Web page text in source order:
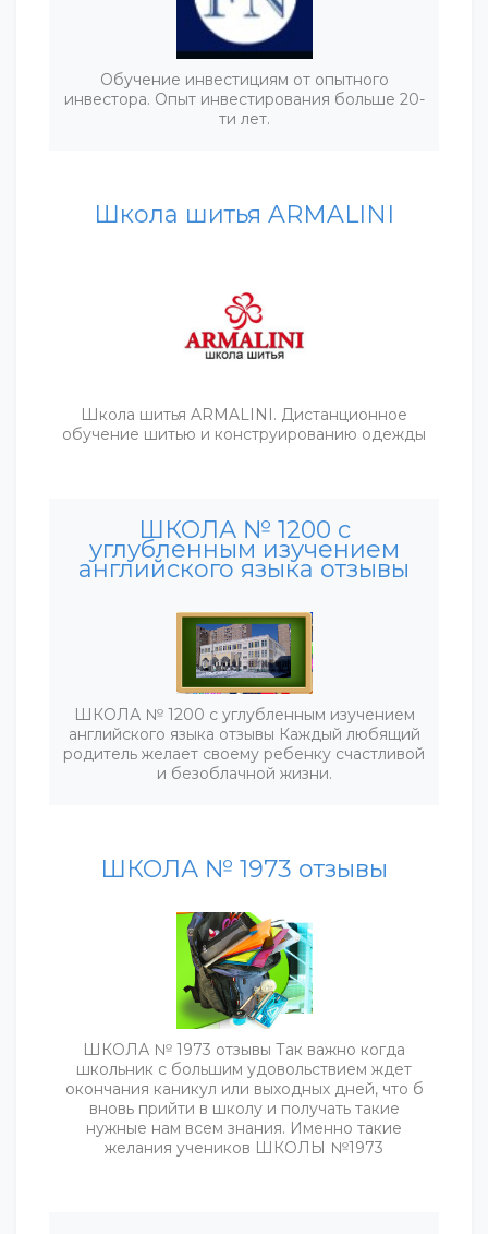
Обучение инвестициям от опытного
инвестора. Опыт инвестирования больше 20-
ти лет.
Школа шитья ARMALINI
Школа шитья ARMALINI. Дистанционное
обучение шитью и конструированию одежды
ШКОЛА № 1200 с
углубленным изучением
английского языка отзывы
ШКОЛА № 1200 с углубленным изучением
английского языка отзывы Каждый любящий
родитель желает своему ребенку счастливой
и безоблачной жизни.
ШКОЛА № 1973 отзывы
ШКОЛА № 1973 отзывы Так важно когда
школьник с большим удовольствием ждет
окончания каникул или выходных дней, что б
вновь прийти в школу и получать такие
нужные нам всем знания. Именно такие
желания учеников ШКОЛЫ №1973